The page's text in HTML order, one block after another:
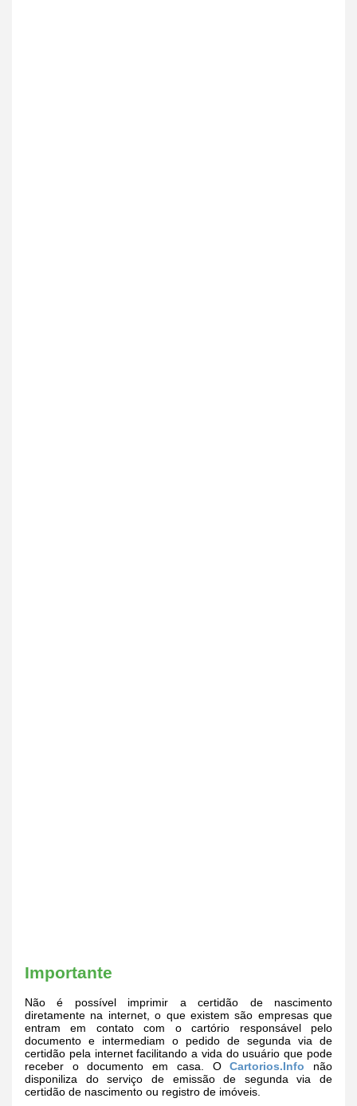
Importante
Não é possível imprimir a certidão de nascimento
diretamente na internet, o que existem são empresas que
entram em contato com o cartório responsável pelo
documento e intermediam o pedido de segunda via de
certidão pela internet facilitando a vida do usuário que pode
receber o documento em casa. OCartorios.Info não
disponiliza do serviço de emissão de segunda via de
certidão de nascimento ou registro de imóveis.